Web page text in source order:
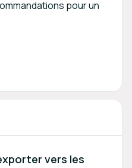
pour un
vers les